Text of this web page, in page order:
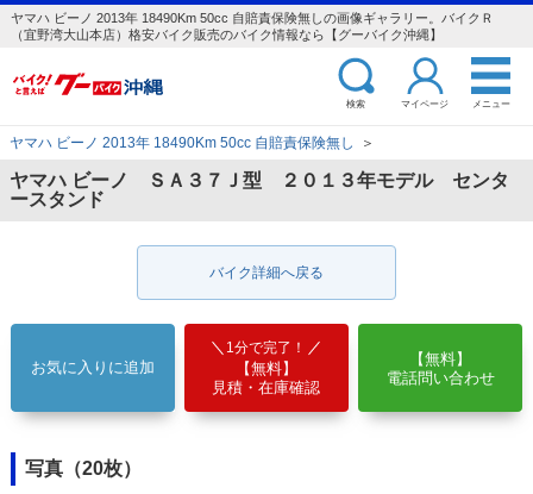
ヤマハ ビーノ 2013年 18490Km 50cc 自賠責保険無しの画像ギャラリー。バイクＲ
（宜野湾大山本店）格安バイク販売のバイク情報なら【グーバイク沖縄】
検索 マイページ メニュー
ヤマハ ビーノ 2013年 18490Km 50cc 自賠責保険無し ＞
ヤマハ ビーノ ＳＡ３７Ｊ型 ２０１３年モデル センタ
ースタンド
バイク詳細へ戻る
お気に入りに追加
1分で完了！
【無料】
見積・在庫確認
【無料】
電話問い合わせ
写真（20枚）